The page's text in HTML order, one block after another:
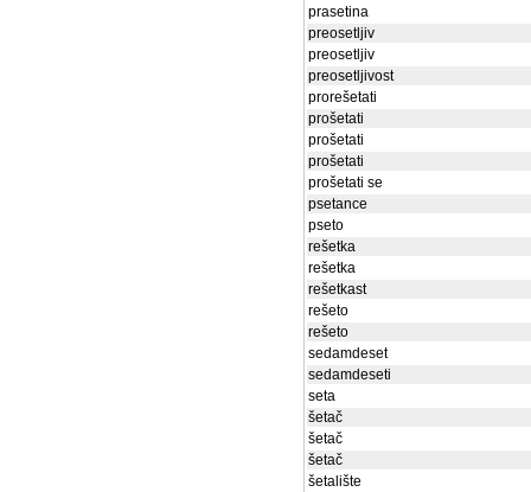
prasetina
preosetljiv
preosetljiv
preosetljivost
prorešetati
prošetati
prošetati
prošetati
prošetati se
psetance
pseto
rešetka
rešetka
rešetkast
rešeto
rešeto
sedamdeset
sedamdeseti
seta
šetač
šetač
šetač
šetalište